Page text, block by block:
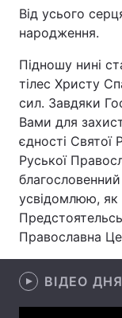
Головна
Україна
Від усього
народження.
Підношу нині
тілес Христу
сил. Завдяки
Вами для
єдності Святої
Руської
усвідомлюю, як
Православна
ВІДЕО ДНЯ